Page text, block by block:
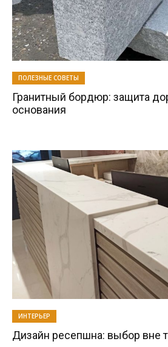
ПОЛЕЗНЫЕ СОВЕТЫ
Гранитный бордюр: защита
основания
ИНТЕРЬЕР
Дизайн ресепшна: выбор вне